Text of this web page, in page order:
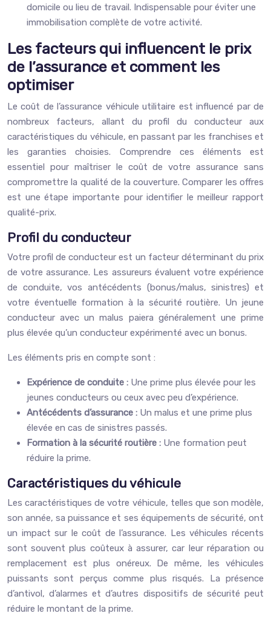
domicile ou lieu de travail. Indispensable pour éviter une
immobilisation complète de votre activité.
Les facteurs qui influencent le prix
de l’assurance et comment les
optimiser
Le coût de l’assurance véhicule utilitaire est influencé par de
nombreux facteurs, allant du profil du conducteur aux
caractéristiques du véhicule, en passant par les franchises et
les garanties choisies. Comprendre ces éléments est
essentiel pour maîtriser le coût de votre assurance sans
compromettre la qualité de la couverture. Comparer les offres
est une étape importante pour identifier le meilleur rapport
qualité-prix.
Profil du conducteur
Votre profil de conducteur est un facteur déterminant du prix
de votre assurance. Les assureurs évaluent votre expérience
de conduite, vos antécédents (bonus/malus, sinistres) et
votre éventuelle formation à la sécurité routière. Un jeune
conducteur avec un malus paiera généralement une prime
plus élevée qu’un conducteur expérimenté avec un bonus.
Les éléments pris en compte sont :
Expérience de conduite : Une prime plus élevée pour les
jeunes conducteurs ou ceux avec peu d’expérience.
Antécédents d’assurance : Un malus et une prime plus
élevée en cas de sinistres passés.
Formation à la sécurité routière : Une formation peut
réduire la prime.
Caractéristiques du véhicule
Les caractéristiques de votre véhicule, telles que son modèle,
son année, sa puissance et ses équipements de sécurité, ont
un impact sur le coût de l’assurance. Les véhicules récents
sont souvent plus coûteux à assurer, car leur réparation ou
remplacement est plus onéreux. De même, les véhicules
puissants sont perçus comme plus risqués. La présence
d’antivol, d’alarmes et d’autres dispositifs de sécurité peut
réduire le montant de la prime.